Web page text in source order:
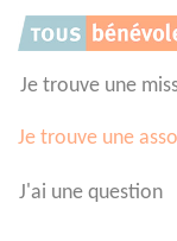
Je trouve une
Je trouve une
J'ai une question
Panneau de gestion